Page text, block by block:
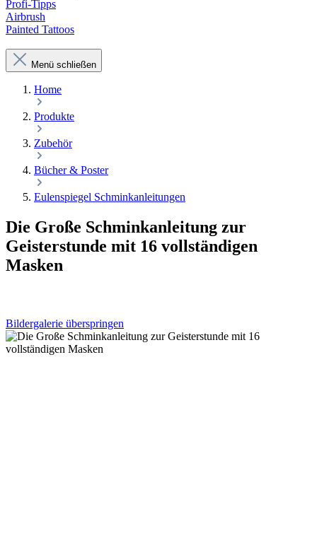
Profi-Tipps
Airbrush
Painted Tattoos
Menü schließen
Home
Produkte
Zubehör
Bücher & Poster
Eulenspiegel Schminkanleitungen
Die Große Schminkanleitung zur
Geisterstunde mit 16 vollständigen
Masken
Bildergalerie überspringen